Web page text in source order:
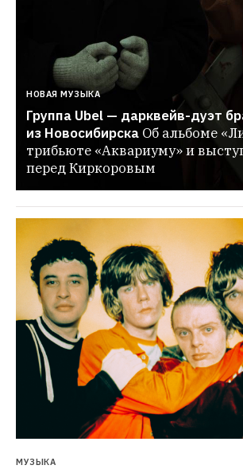
НОВАЯ МУЗЫКА
Группа Ubel — дарквейв-дуэт
из Новосибирска Об альбоме
трибьюте «Аквариуму» и
перед Киркоровым
МУЗЫКА